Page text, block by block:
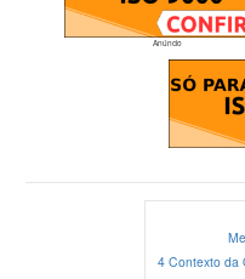
Anúncio
4 Contexto da